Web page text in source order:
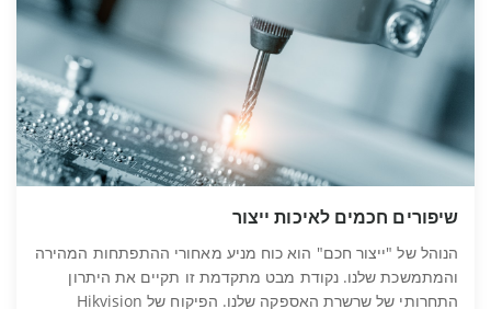
שיפורים חכמים לאיכות ייצור
הנוהל של "ייצור חכם" הוא כוח מניע מאחורי ההתפתחות המהירה
והמתמשכת שלנו. נקודת מבט מתקדמת זו תקיים את היתרון
התחרותי של שרשרת האספקה שלנו. הפיקוח של Hikvision